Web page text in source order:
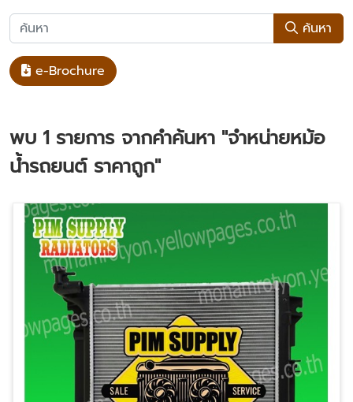
ค้นหา
e-Brochure
พบ 1 รายการ จากคำค้นหา "จำหน่ายหม้อ
น้ำรถยนต์ ราคาถูก"